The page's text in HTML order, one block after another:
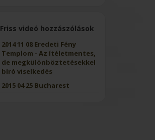
Friss videó hozzászólások
2014 11 08 Eredeti Fény
Templom - Az ítéletmentes,
de megkülönböztetésekkel
bíró viselkedés
2015 04 25 Bucharest